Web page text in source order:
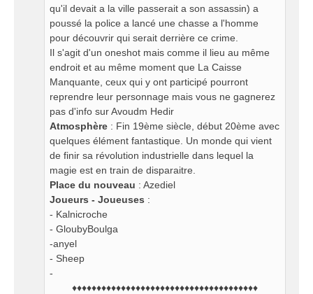
qu'il devait a la ville passerait a son assassin) a
poussé la police a lancé une chasse a l'homme
pour découvrir qui serait derrière ce crime.
Il s'agit d'un oneshot mais comme il lieu au même
endroit et au même moment que La Caisse
Manquante, ceux qui y ont participé pourront
reprendre leur personnage mais vous ne gagnerez
pas d'info sur Avoudm Hedir
Atmosphère : Fin 19ème siècle, début 20ème avec
quelques élément fantastique. Un monde qui vient
de finir sa révolution industrielle dans lequel la
magie est en train de disparaitre.
Place du nouveau : Azediel
Joueurs - Joueuses :
- Kalnicroche
- GloubyBoulga
-anyel
- Sheep
-
♦♦♦♦♦♦♦♦♦♦♦♦♦♦♦♦♦♦♦♦♦♦♦♦♦♦♦♦♦♦♦♦♦♦♦♦♦♦